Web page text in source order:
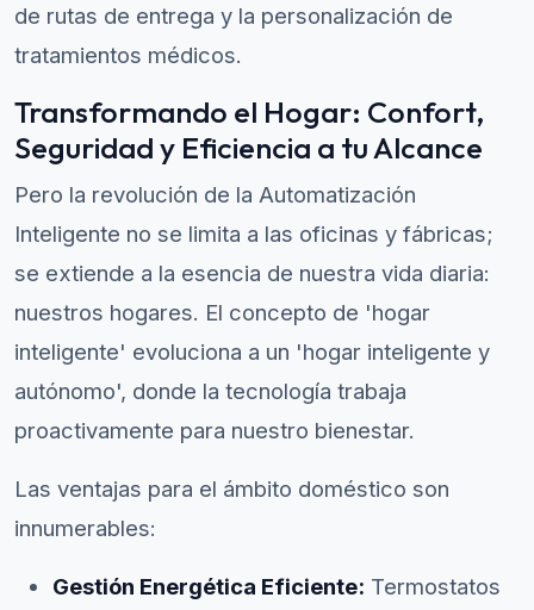
de rutas de entrega y la personalización de
tratamientos médicos.
Transformando el Hogar: Confort,
Seguridad y Eficiencia a tu Alcance
Pero la revolución de la Automatización
Inteligente no se limita a las oficinas y fábricas;
se extiende a la esencia de nuestra vida diaria:
nuestros hogares. El concepto de 'hogar
inteligente' evoluciona a un 'hogar inteligente y
autónomo', donde la tecnología trabaja
proactivamente para nuestro bienestar.
Las ventajas para el ámbito doméstico son
innumerables:
Gestión Energética Eficiente: Termostatos